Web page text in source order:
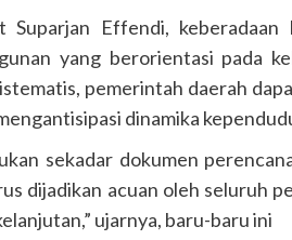
Suparjan Effendi, keberadaan
yang berorientasi pada
pemerintah daerah
dinamika
sekadar dokumen
dijadikan acuan oleh seluruh
ujarnya, baru-baru ini